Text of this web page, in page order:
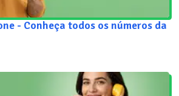
- Conheça todos os números da